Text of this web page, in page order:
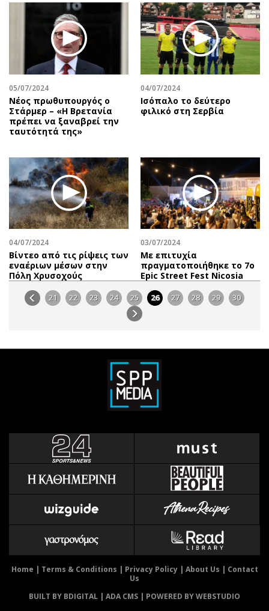
05/07/2024
Νέος πρωθυπουργός ο
Στάρμερ – «Η Βρετανία
πρέπει να ξαναβρεί την
ταυτότητά της»
04/07/2024
Ισόπαλο το δεύτερο
φιλικό στη Σερβία
04/07/2024
Βίντεο από τις ρίψεις των
εναέριων μέσων στην
Πόλη Χρυσοχούς
03/07/2024
Με επιτυχία
πραγματοποιήθηκε το 7ο
Epic Street Fest Nicosia
21 22 23 24 25 26 27 28 29 30
Home | Terms & Conditions | Privacy Policy| About Us | Contact
Us
BUILT BY BDIGITAL | ADA CMS | POWERED BY WEBSTUDIO